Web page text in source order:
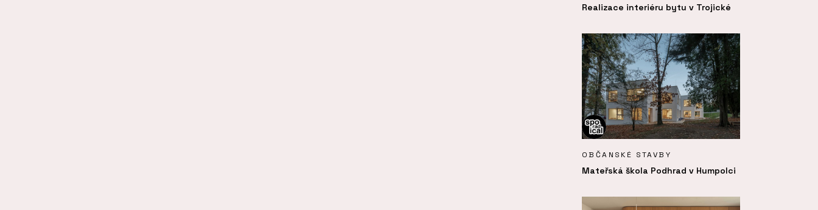
Realizace interiéru bytu v Trojické
OBČANSKÉ STAVBY
Mateřská škola Podhrad v Humpolci